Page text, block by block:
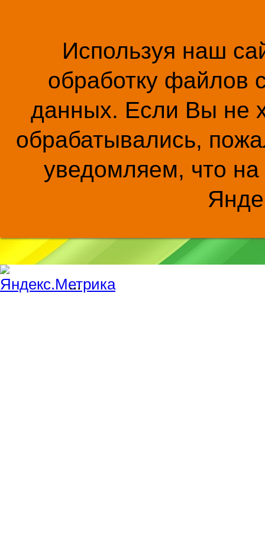
Используя наш
обработку файлов
данных. Если Вы не
обрабатывались,
уведомляем, что на
...